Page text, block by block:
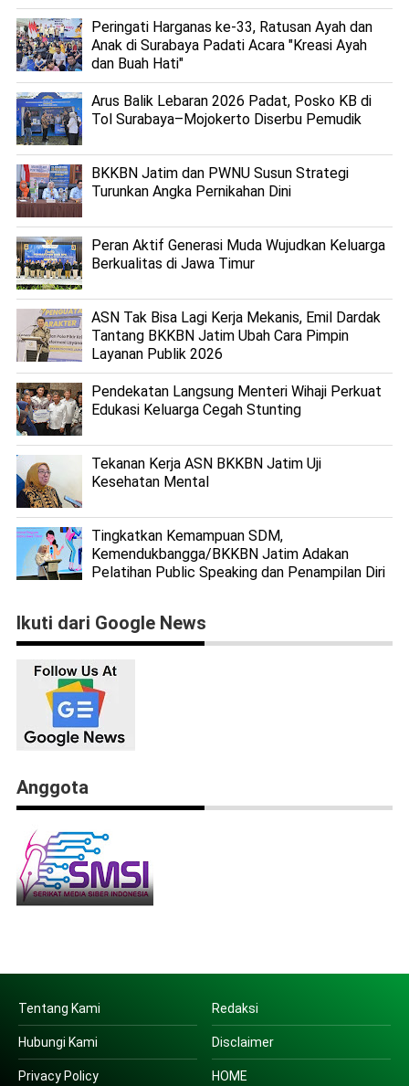
Peringati Harganas ke-33, Ratusan Ayah dan
Anak di Surabaya Padati Acara "Kreasi Ayah
dan Buah Hati"
Arus Balik Lebaran 2026 Padat, Posko KB di
Tol Surabaya–Mojokerto Diserbu Pemudik
BKKBN Jatim dan PWNU Susun Strategi
Turunkan Angka Pernikahan Dini
Peran Aktif Generasi Muda Wujudkan Keluarga
Berkualitas di Jawa Timur
ASN Tak Bisa Lagi Kerja Mekanis, Emil Dardak
Tantang BKKBN Jatim Ubah Cara Pimpin
Layanan Publik 2026
Pendekatan Langsung Menteri Wihaji Perkuat
Edukasi Keluarga Cegah Stunting
Tekanan Kerja ASN BKKBN Jatim Uji
Kesehatan Mental
Tingkatkan Kemampuan SDM,
Kemendukbangga/BKKBN Jatim Adakan
Pelatihan Public Speaking dan Penampilan Diri
Ikuti dari Google News
Anggota
Tentang Kami Redaksi
Hubungi Kami Disclaimer
Privacy Policy HOME